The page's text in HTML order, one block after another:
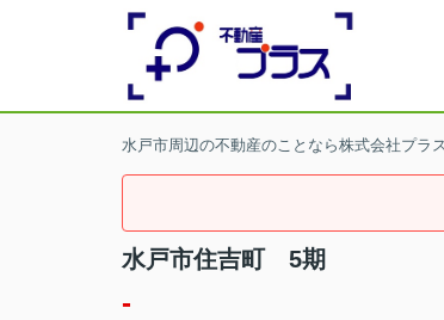
水戸市周辺の不動産のことなら株式会社プラ
水戸市住吉町 5期
-